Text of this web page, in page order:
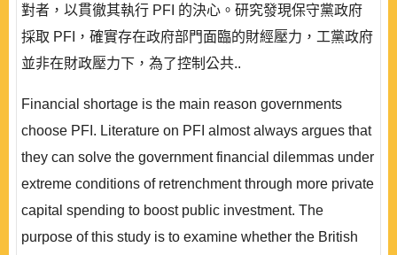
對者，以貫徹其執行 PFI 的決心。研究發現保守黨政府
採取 PFI，確實存在政府部門面臨的財經壓力，工黨政府
並非在財政壓力下，為了控制公共..
Financial shortage is the main reason governments
choose PFI. Literature on PFI almost always argues that
they can solve the government financial dilemmas under
extreme conditions of retrenchment through more private
capital spending to boost public investment. The
purpose of this study is to examine whether the British